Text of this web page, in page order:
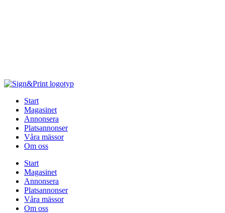
Start
Magasinet
Annonsera
Platsannonser
Våra mässor
Om oss
Start
Magasinet
Annonsera
Platsannonser
Våra mässor
Om oss